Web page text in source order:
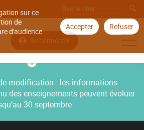
sur ce
de
d'audience
Accepter Refuser
Se connecter
modification : les informations
des enseignements peuvent évoluer
30 septembre